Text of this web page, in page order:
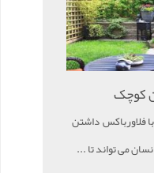
کوچک
فلاورباکس داشتن
می تواند تا ...